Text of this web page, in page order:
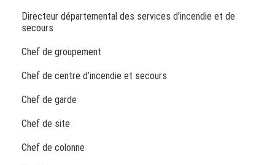
Directeur départemental des services d’incendie et de
secours
Chef de groupement
Chef de centre d’incendie et secours
Chef de garde
Chef de site
Chef de colonne